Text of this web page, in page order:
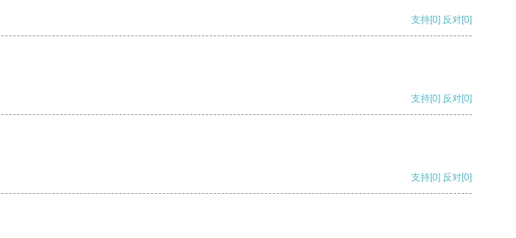
支持[0] 反对[0]
支持[0] 反对[0]
支持[0] 反对[0]